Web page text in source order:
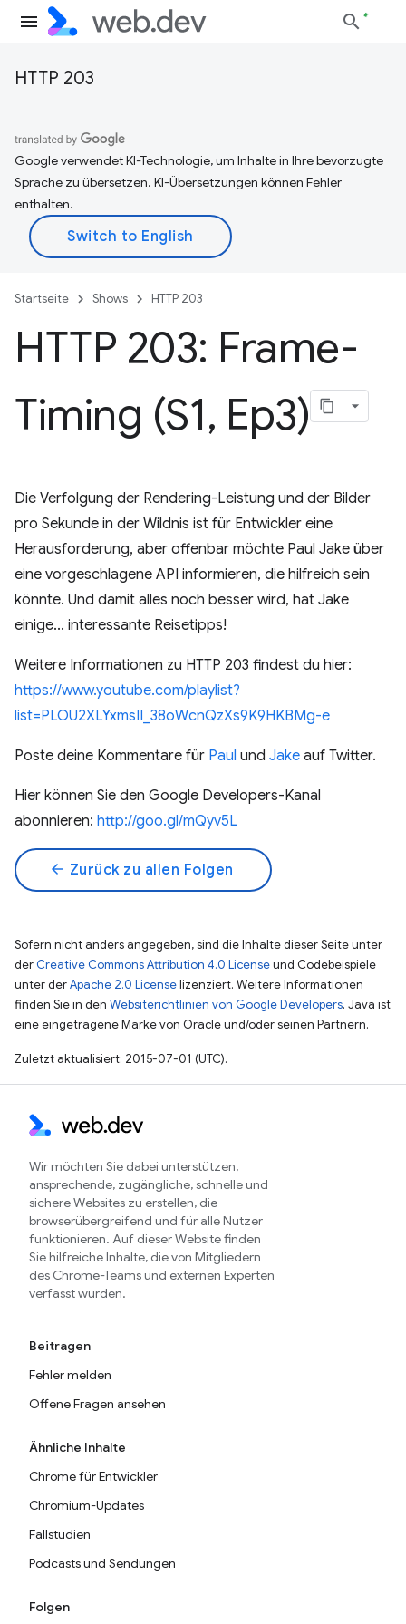
HTTP 203
Google verwendet KI-Technologie, um Inhalte in Ihre bevorzugte
Sprache zu übersetzen. KI-Übersetzungen können Fehler
enthalten.
Startseite Shows HTTP 203
HTTP 203: Frame-
Timing (S1, Ep3)
Die Verfolgung der Rendering-Leistung und der Bilder
pro Sekunde in der Wildnis ist für Entwickler eine
Herausforderung, aber offenbar möchte Paul Jake über
eine vorgeschlagene API informieren, die hilfreich sein
könnte. Und damit alles noch besser wird, hat Jake
einige... interessante Reisetipps!
Weitere Informationen zu HTTP 203 findest du hier:
https://www.youtube.com/playlist?
list=PLOU2XLYxmsII_38oWcnQzXs9K9HKBMg-e
Poste deine Kommentare für Paul und Jake auf Twitter.
Hier können Sie den Google Developers-Kanal
abonnieren: http://goo.gl/mQyv5L
arrow_back Zurück zu allen Folgen
Sofern nicht anders angegeben, sind die Inhalte dieser Seite unter
der Creative Commons Attribution 4.0 Licenseund Codebeispiele
unter derApache 2.0 Licenselizenziert. Weitere Informationen
finden Sie in den Websiterichtlinien von Google Developers. Java ist
eine eingetragene Marke von Oracle und/oder seinen Partnern.
Zuletzt aktualisiert: 2015-07-01 (UTC).
Wir möchten Sie dabei unterstützen,
ansprechende, zugängliche, schnelle und
sichere Websites zu erstellen, die
browserübergreifend und für alle Nutzer
funktionieren. Auf dieser Website finden
Sie hilfreiche Inhalte, die von Mitgliedern
des Chrome-Teams und externen Experten
verfasst wurden.
Beitragen
Fehler melden
Offene Fragen ansehen
Ähnliche Inhalte
Chrome für Entwickler
Chromium-Updates
Fallstudien
Podcasts und Sendungen
Folgen